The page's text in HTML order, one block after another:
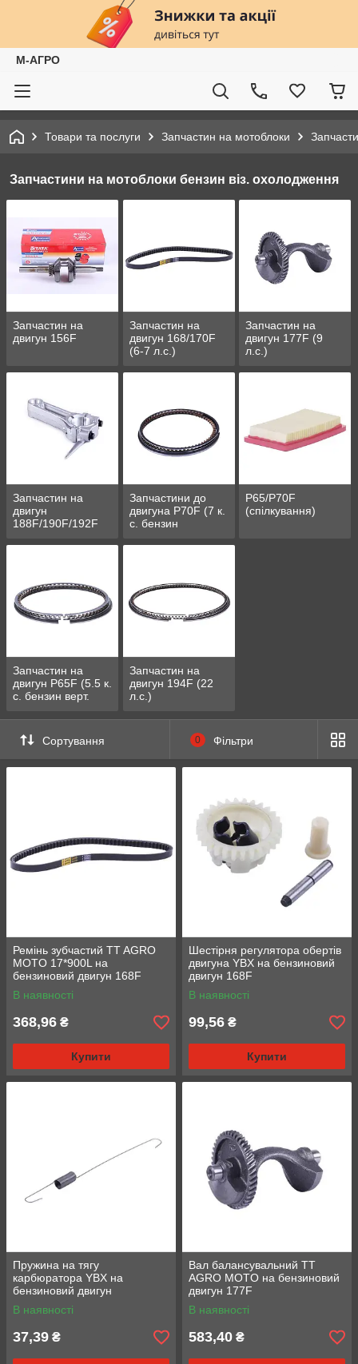
М-АГРО
Товари та послуги Запчастин на мотоблоки
Запчастини на мотоблоки бензин віз. охолодження
Запчастин на
двигун 156F
Запчастин на
двигун 168/170F
(6-7 л.с.)
Запчастин на
двигун 177F (9
л.с.)
Запчастин на
двигун
188F/190F/192F
Запчастини до
двигуна P70F (7 к.
с. бензин
P65/P70F
(спілкування)
Запчастин на
двигун P65F (5.5 к.
с. бензин верт.
Запчастин на
двигун 194F (22
л.с.)
Сортування 0 Фільтри
Ремінь зубчастий TT AGRO
MOTO 17*900L на
бензиновий двигун 168F
В наявності
368,96 ₴
Купити
Шестірня регулятора обертів
двигуна YBX на бензиновий
двигун 168F
В наявності
99,56 ₴
Купити
Пружина на тягу
карбюратора YBX на
бензиновий двигун
168F/170F
В наявності
37,39 ₴
Вал балансувальний TT
AGRO MOTO на бензиновий
двигун 177F
В наявності
583,40 ₴